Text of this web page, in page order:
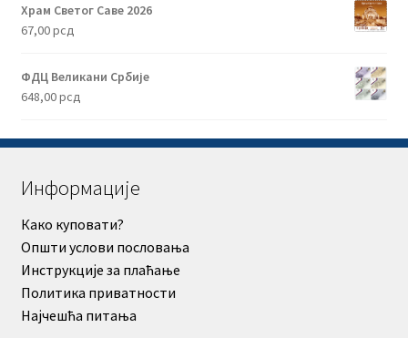
Храм Светог Саве 2026
67,00рсд
ФДЦ Великани Србије
648,00рсд
Информације
Како куповати?
Општи услови пословања
Инструкције за плаћање
Политика приватности
Најчешћа питања